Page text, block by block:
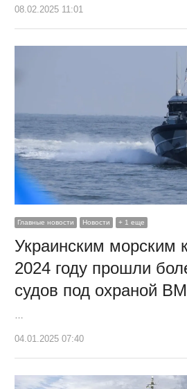
08.02.2025 11:01
Главные новости Новости + 1 еще
Украинским морским
2024 году прошли
судов под охраной
04.01.2025 07:40